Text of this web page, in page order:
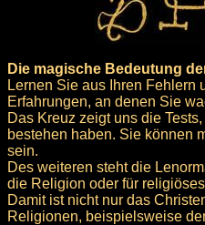
Die magische Bedeutung
Lernen Sie aus Ihren Fehlern
Erfahrungen, an denen Sie
Das Kreuz zeigt uns die
bestehen haben. Sie können
sein.
Des weiteren steht die
die Religion oder für
Damit ist nicht nur das
Religionen, beispielsweise